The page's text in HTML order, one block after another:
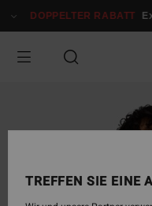
zur
springen
DOPPELTER RABATT
TREFFEN SIE EINE